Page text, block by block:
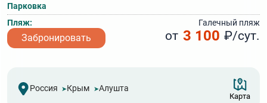
Парковка
Пляж:
Галечный пляж
Забронировать от 3 100 ₽/сут.
Россия Крым Алушта
Карта